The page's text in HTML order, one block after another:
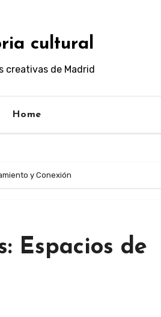
cultural
creativas de Madrid
Home
y Conexión
Espacios de